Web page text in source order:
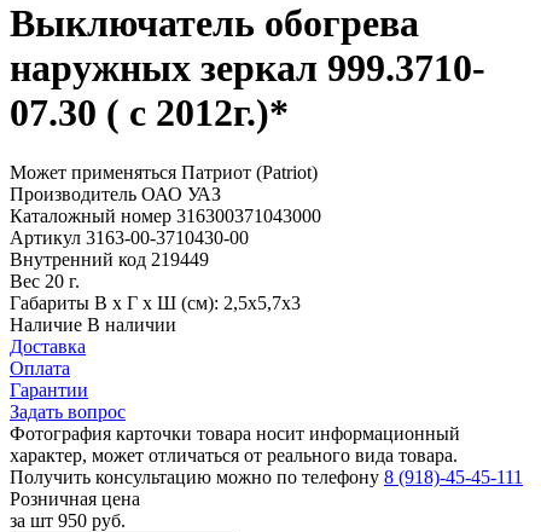
Выключатель обогрева
наружных зеркал 999.3710-
07.30 ( с 2012г.)*
Может применяться Патриот (Patriot)
Производитель ОАО УАЗ
Каталожный номер 316300371043000
Артикул 3163-00-3710430-00
Внутренний код 219449
Вес 20 г.
Габариты В х Г х Ш (см): 2,5х5,7х3
Наличие В наличии
Доставка
Оплата
Гарантии
Задать вопрос
Фотография карточки товара носит информационный
характер, может отличаться от реального вида товара.
Получить консультацию можно по телефону 8 (918)-45-45-111
Розничная цена
за шт 950 руб.